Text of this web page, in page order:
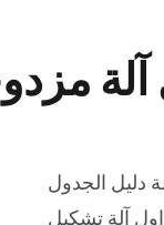
دليل الجدول
آلة تشكيل